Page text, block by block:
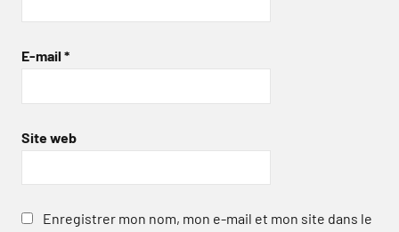
E-mail *
Site web
Enregistrer mon nom, mon e-mail et mon site dans le